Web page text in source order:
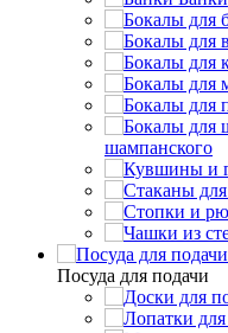
шампанского
Посуда для подачи